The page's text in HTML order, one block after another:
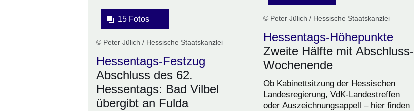
15 Fotos
© Peter Jülich / Hessische Staatskanzlei
Hessentags-Festzug
Abschluss des 62.
Hessentags: Bad Vilbel
übergibt an Fulda
© Peter Jülich / Hessische Staatskanzlei
Hessentags-Höhepunkte
Zweite Hälfte mit Abschluss-
Wochenende
Ob Kabinettsitzung der Hessischen
Landesregierung, VdK-Landestreffen
oder Auszeichnungsappell – hier finden